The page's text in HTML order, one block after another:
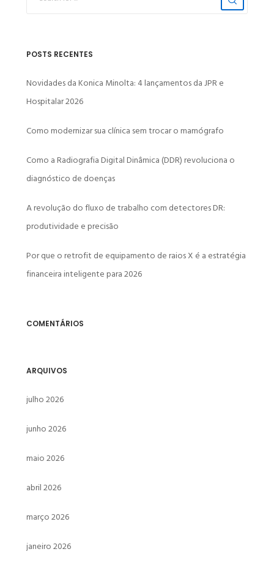
POSTS RECENTES
Novidades da Konica Minolta: 4 lançamentos da JPR e
Hospitalar 2026
Como modernizar sua clínica sem trocar o mamógrafo
Como a Radiografia Digital Dinâmica (DDR) revoluciona o
diagnóstico de doenças
A revolução do fluxo de trabalho com detectores DR:
produtividade e precisão
Por que o retrofit de equipamento de raios X é a estratégia
financeira inteligente para 2026
COMENTÁRIOS
ARQUIVOS
julho 2026
junho 2026
maio 2026
abril 2026
março 2026
janeiro 2026